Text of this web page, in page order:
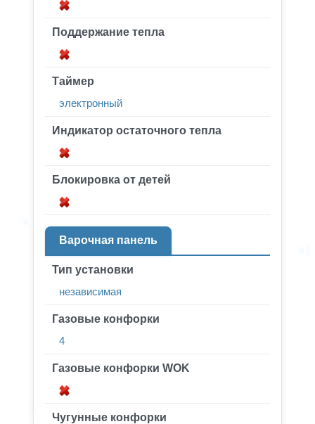
Поддержание тепла
Таймер
электронный
Индикатор остаточного тепла
Блокировка от детей
Варочная панель
Тип установки
независимая
Газовые конфорки
4
Газовые конфорки WOK
Чугунные конфорки